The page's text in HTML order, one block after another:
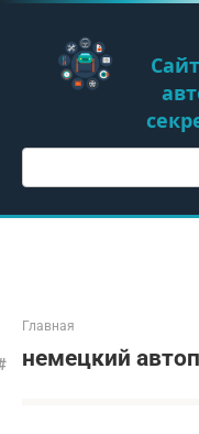
Перейти
контенту
Поиск:
Главная
немецкий